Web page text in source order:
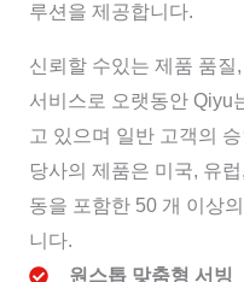
루션을 제공합니다.
신뢰할 수있는 제품 품
서비스로 오랫동안 Qiyu
고 있으며 일반 고객의
당사의 제품은 미국, 유
동을 포함한 50 개 이상
니다.
원스톱 맞춤형 서빙